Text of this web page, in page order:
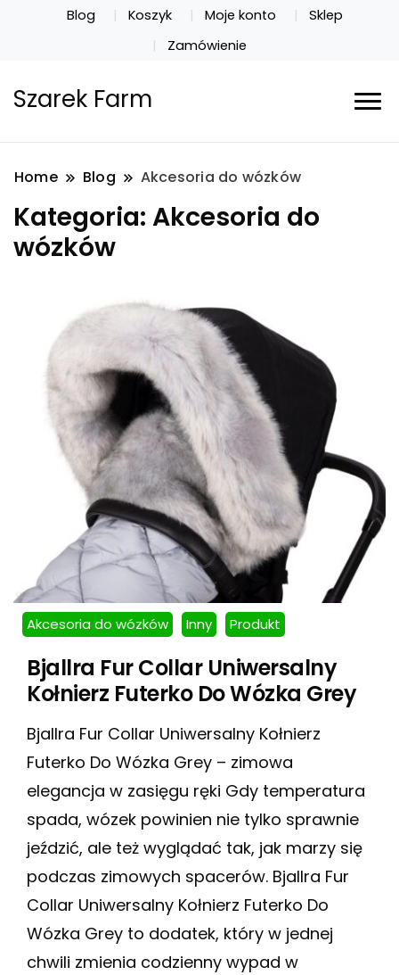
Blog Koszyk Moje konto
Sklep
Zamówienie
Szarek Farm
Home Blog Akcesoria do wózków
Kategoria: Akcesoria do
wózków
Akcesoria do wózków Inny Produkt
Bjallra Fur Collar Uniwersalny
Kołnierz Futerko Do Wózka Grey
Bjallra Fur Collar Uniwersalny Kołnierz
Futerko Do Wózka Grey – zimowa
elegancja w zasięgu ręki Gdy temperatura
spada, wózek powinien nie tylko sprawnie
jeździć, ale też wyglądać tak, jak marzy się
podczas zimowych spacerów. Bjallra Fur
Collar Uniwersalny Kołnierz Futerko Do
Wózka Grey to dodatek, który w jednej
chwili zmienia codzienny wypad w